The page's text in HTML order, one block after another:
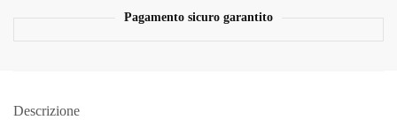
Pagamento sicuro garantito
Descrizione